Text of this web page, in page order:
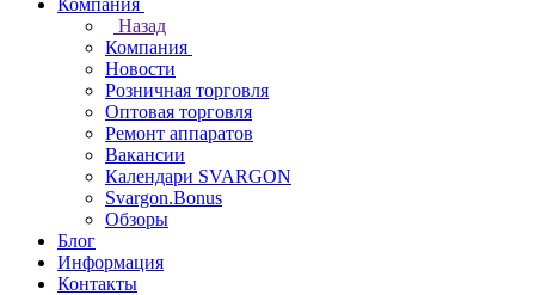
Компания
Назад
Компания
Новости
Розничная торговля
Оптовая торговля
Ремонт аппаратов
Вакансии
Календари SVARGON
Svargon.Bonus
Обзоры
Блог
Информация
Контакты